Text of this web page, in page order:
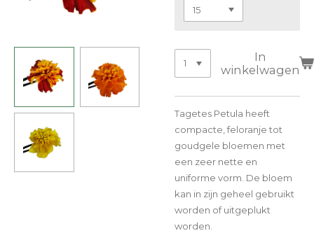
In
winkelwagen
Tagetes Petula heeft
compacte, feloranje tot
goudgele bloemen met
een zeer nette en
uniforme vorm. De bloem
kan in zijn geheel gebruikt
worden of uitgeplukt
worden.